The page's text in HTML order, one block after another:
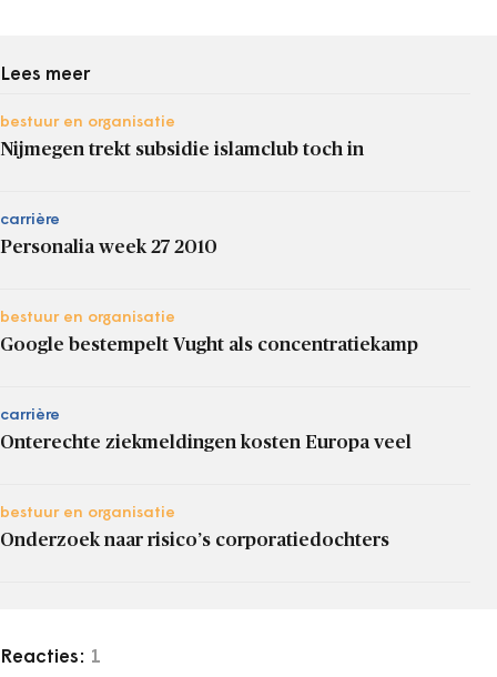
Lees meer
bestuur en organisatie
Nijmegen trekt subsidie islamclub toch in
carrière
Personalia week 27 2010
bestuur en organisatie
Google bestempelt Vught als concentratiekamp
carrière
Onterechte ziekmeldingen kosten Europa veel
bestuur en organisatie
Onderzoek naar risico’s corporatiedochters
Reacties: 1